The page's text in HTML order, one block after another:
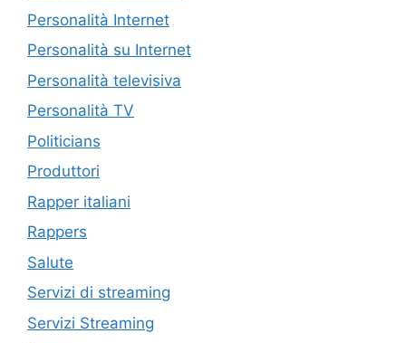
Personalità Internet
Personalità su Internet
Personalità televisiva
Personalità TV
Politicians
Produttori
Rapper italiani
Rappers
Salute
Servizi di streaming
Servizi Streaming